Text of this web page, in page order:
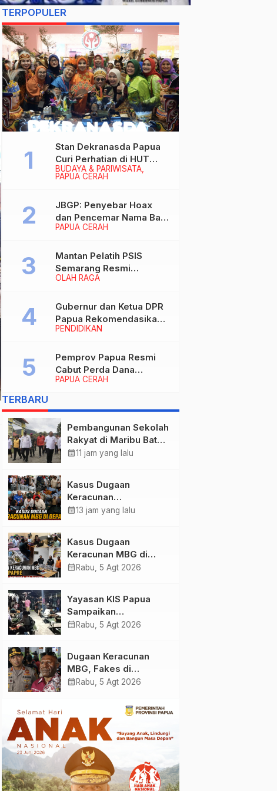
TERPOPULER
BUDAYA & PARIWISATA
PAPUA CERAH
Stan Dekranasda Papua
Curi Perhatian di HUT
Dekranas 2026, Ibu
PAPUA CERAH
JBGP: Penyebar Hoax
dan Pencemar Nama Baik
Gubernur Papua Siap
Hukum!
OLAH RAGA
Mantan Pelatih PSIS
Semarang Resmi
Nakhodahi Persipura
PENDIDIKAN
Gubernur dan Ketua DPR
Papua Rekomendasikan
Ade Yamin Jabat Rektor
periode 2026–2030
PAPUA CERAH
Pemprov Papua Resmi
Cabut Perda Dana
Cadangan, Dialihkan
Pembangunan dan
Layanan Publik
TERBARU
Pembangunan Sekolah
Rakyat di Maribu Batal,
Dipindahkan ke Muara
calendar_month11 jam yang lalu
Kasus Dugaan
Keracunan
MBG: Wamengadri
yang Ditemukan
calendar_month13 jam yang lalu
Kasus Dugaan
Keracunan MBG di
Kabupaten Jayapura,
calendar_month Rabu, 5 Agt 2026
Yayasan KIS Papua
Sampaikan
Permohonan Maaf dan
Keracunan MBG di
Depapre
calendar_month Rabu, 5 Agt 2026
Dugaan Keracunan
MBG, Fakes di
Kabupaten Jayapura
Ratusan Korban
calendar_month Rabu, 5 Agt 2026